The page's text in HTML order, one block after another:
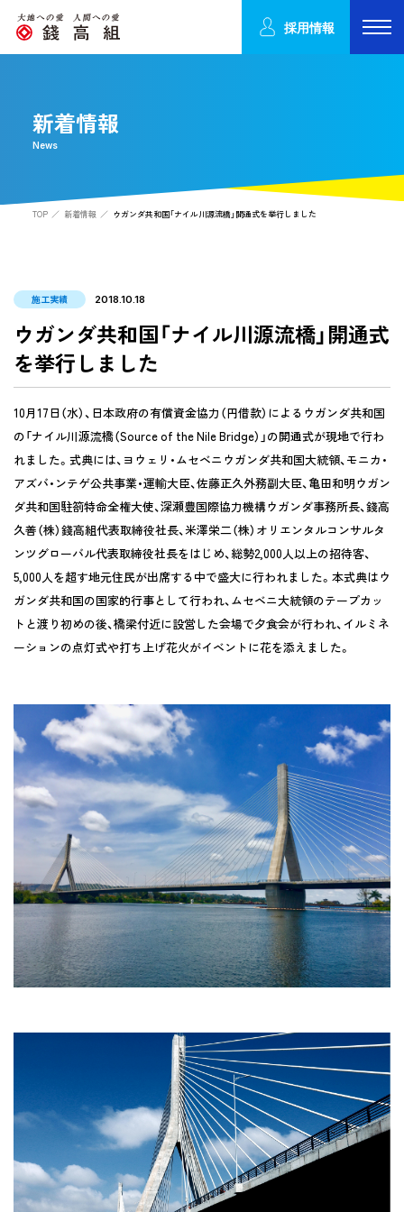
採用情報
新着情報
News
TOP 新着情報 ウガンダ共和国「ナイル川源流橋」開通式を挙行しました
施工実績 2018.10.18
ウガンダ共和国「ナイル川源流橋」開通式
を挙行しました
10月17日（水）、日本政府の有償資金協力（円借款）によるウガンダ共和国
の「ナイル川源流橋（Source of the Nile Bridge）」の開通式が現地で行わ
れました。式典には、ヨウェリ・ムセベニウガンダ共和国大統領、モニカ・
アズバ・ンテゲ公共事業・運輸大臣、佐藤正久外務副大臣、亀田和明ウガン
ダ共和国駐箚特命全権大使、深瀬豊国際協力機構ウガンダ事務所長、錢高
久善（株）錢高組代表取締役社長、米澤栄二（株）オリエンタルコンサルタ
ンツグローバル代表取締役社長をはじめ、総勢2,000人以上の招待客、
5,000人を超す地元住民が出席する中で盛大に行われました。本式典はウ
ガンダ共和国の国家的行事として行われ、ムセベニ大統領のテープカッ
トと渡り初めの後、橋梁付近に設営した会場で夕食会が行われ、イルミネ
ーションの点灯式や打ち上げ花火がイベントに花を添えました。